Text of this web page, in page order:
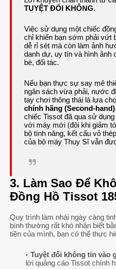
TUYỆT ĐỐI KHÔNG.
Việc sử dụng một chiếc
chỉ khiến bạn sớm phải vứt
dễ rỉ sét mà còn làm ảnh
danh dự, uy tín và hình ảnh
bè, đối tác.
Nếu bạn thực sự say mê
ngân sách vừa phải, nước
tay chơi thông thái là lựa
chính hãng (Second-hand)
chiếc Tissot đã qua sử
với máy mới (đôi khi giảm
bộ tính năng, kết cấu vỏ
của bộ máy Thụy Sĩ vẫn
3. Làm Sao Để
Đồng Hồ Tissot
Quy trình làm nhái ngày càng
bình thường rất khó nhận biết
tiền của mình, bạn có thể thực
Tuyệt đối không tin vào
lời quảng cáo Tissot chính